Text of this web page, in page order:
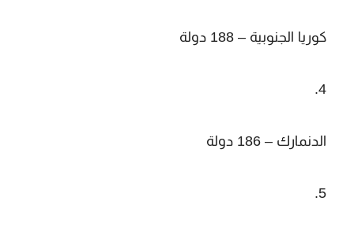
كوريا الجنوبية – 188 دولة
الدنمارك – 186 دولة